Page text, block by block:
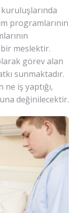
programlarının
meslektir.
görev alan
sunmaktadır.
iş yaptığı,
değinilecektir.